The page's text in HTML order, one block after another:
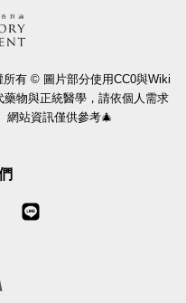
有 © 圖片部分使用CC0與Wiki
物與正統醫學，請依個人需求
網站資訊僅供參考🎄
Instagram